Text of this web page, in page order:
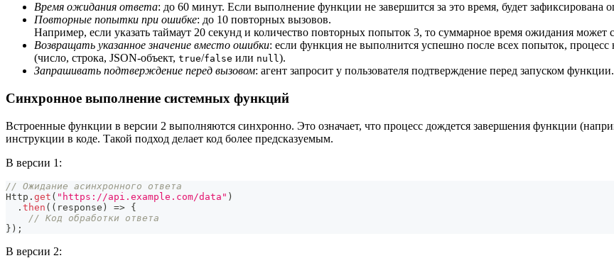
Время ожидания ответа: до 60 минут. Если выполнение функции не завершится за это время, будет зафиксирована
Повторные попытки при ошибке: до 10 повторных вызовов.
Например, если указать таймаут 20 секунд и количество повторных попыток 3, то суммарное время ожидания может
Возвращать указанное значение вместо ошибки: если функция не выполнится успешно после всех попыток, процесс
(число, строка, JSON-объект, true/false или null).
Запрашивать подтверждение перед вызовом: агент запросит у пользователя подтверждение перед запуском
Синхронное выполнение системных функций
Встроенные функции в версии 2 выполняются синхронно. Это означает, что процесс дождется завершения функции
инструкции в коде. Такой подход делает код более предсказуемым.
В версии 1:
// Ожидание асинхронного ответа
Http . get ( "https://api.example.com/data" )
. then ( ( response ) => {
// Код обработки ответа
} ) ;
В версии 2: